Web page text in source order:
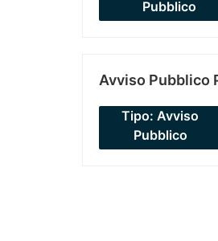
Pubblico
Avviso Pubblico
Tipo: Avviso
Pubblico